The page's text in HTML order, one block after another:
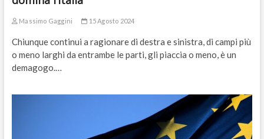
Massimo Gaggini 15 Agosto 2024
Chiunque continui a ragionare di destra e sinistra, di campi più
o meno larghi da entrambe le parti, gli piaccia o meno, è un
demagogo.…